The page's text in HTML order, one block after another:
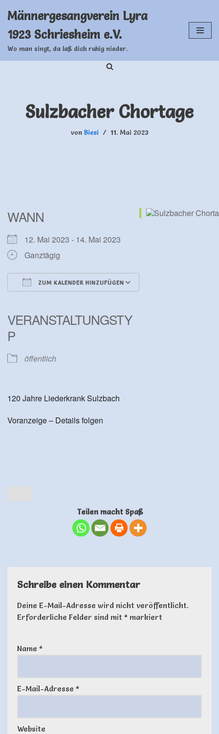
Inhalt
springen
Männergesangverein Lyra
1923 Schriesheim e.V.
Wo man singt, da laß dich ruhig nieder.
Sulzbacher Chortage
von Biesi 11. Mai 2023
WANN
12. Mai 2023 - 14. Mai 2023
Ganztägig
ZUM KALENDER HINZUFÜGEN
VERANSTALTUNGSTY
P
öffentlich
120 Jahre Liederkrank Sulzbach
Voranzeige – Details folgen
Teilen macht Spaß
Schreibe einen Kommentar
Deine E-Mail-Adresse wird nicht veröffentlicht.
Erforderliche Felder sind mit * markiert
Name *
E-Mail-Adresse *
Website